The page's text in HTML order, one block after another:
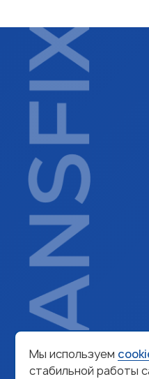
Мы используем
стабильной работы